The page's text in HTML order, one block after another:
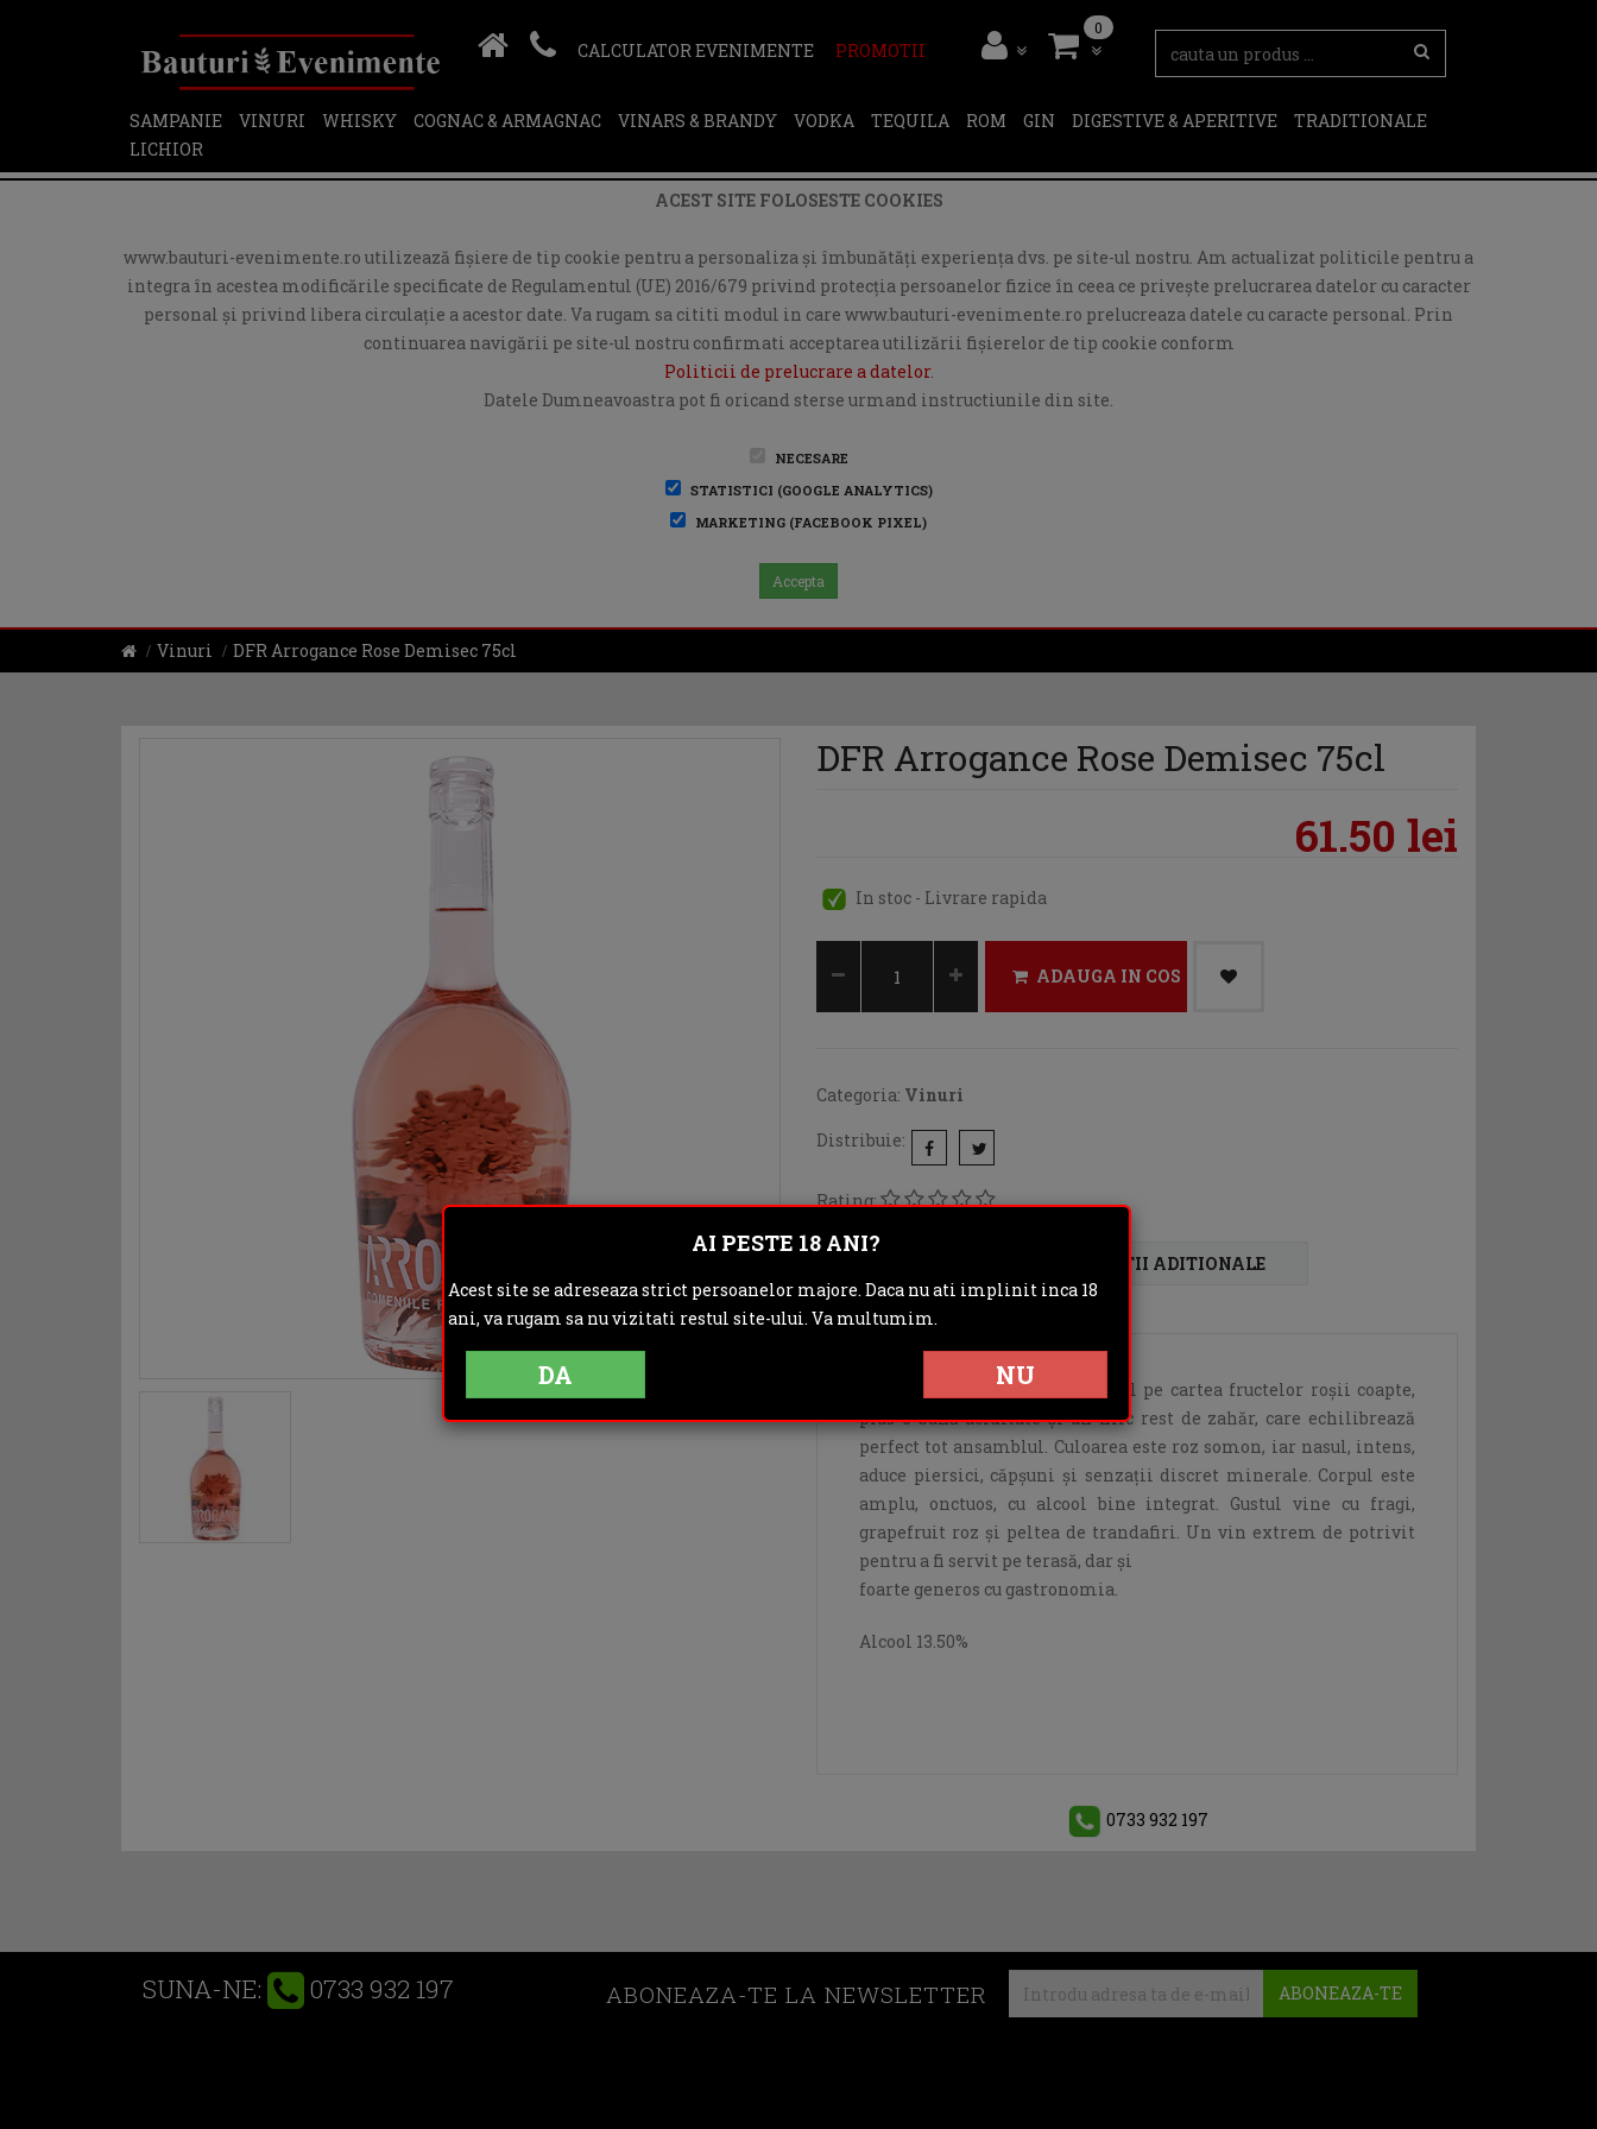
CALCULATOR EVENIMENTE PROMOTII
0
SAMPANIE VINURI WHISKY COGNAC & ARMAGNAC VINARS & BRANDY VODKA TEQUILA ROM GIN DIGESTIVE & APERITIVE
TRADITIONALE
LICHIOR
ACEST SITE FOLOSESTE COOKIES
www.bauturi-evenimente.ro utilizează fişiere de tip cookie pentru a personaliza și îmbunătăți experiența dvs. pe site-ul nostru. Am actualizat politicile pentru a
integra în acestea modificările specificate de Regulamentul (UE) 2016/679 privind protecția persoanelor fizice în ceea ce privește prelucrarea datelor cu caracter
personal și privind libera circulație a acestor date. Va rugam sa cititi modul in care www.bauturi-evenimente.ro prelucreaza datele cu caracte personal. Prin
continuarea navigării pe site-ul nostru confirmati acceptarea utilizării fişierelor de tip cookie conform
Politicii de prelucrare a datelor.
Datele Dumneavoastra pot fi oricand sterse urmand instructiunile din site.
NECESARE
STATISTICI (GOOGLE ANALYTICS)
MARKETING (FACEBOOK PIXEL)
Accepta
Vinuri DFR Arrogance Rose Demisec 75cl
DFR Arrogance Rose Demisec 75cl
61.50 lei
In stoc - Livrare rapida
ADAUGA IN COS
Categoria: Vinuri
Distribuie:
Rating:
DESCRIERE INFORMATII ADITIONALE
OPINII (0)
Un rozé zglobiu, care joacă totul pe cartea fructelor roşii coapte,
plus o bună aciditate şi un mic rest de zahăr, care echilibrează
perfect tot ansamblul. Culoarea este roz somon, iar nasul, intens,
aduce piersici, căpşuni şi senzaţii discret minerale. Corpul este
amplu, onctuos, cu alcool bine integrat. Gustul vine cu fragi,
grapefruit roz şi peltea de trandafiri. Un vin extrem de potrivit
pentru a fi servit pe terasă, dar şi
foarte generos cu gastronomia.
Alcool 13.50%
0733 932 197
SUNA-NE: 0733 932 197 ABONEAZA-TE LA NEWSLETTER ABONEAZA-TE
AI PESTE 18 ANI?
Acest site se adreseaza strict persoanelor majore. Daca nu ati implinit inca 18
ani, va rugam sa nu vizitati restul site-ului. Va multumim.
DA NU